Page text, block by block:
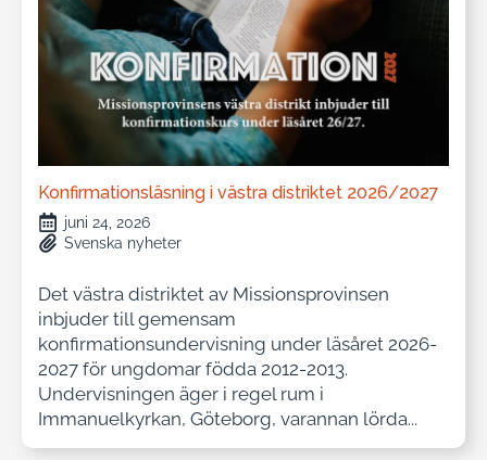
Konfirmationsläsning i västra distriktet 2026/2027
juni 24, 2026
Svenska nyheter
Det västra distriktet av Missionsprovinsen
inbjuder till gemensam
konfirmationsundervisning under läsåret 2026-
2027 för ungdomar födda 2012-2013.
Undervisningen äger i regel rum i
Immanuelkyrkan, Göteborg, varannan lörda...